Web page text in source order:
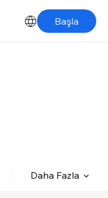
Başla
Daha Fazla